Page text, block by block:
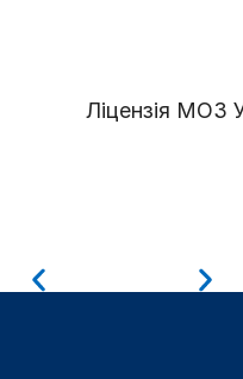
Ліцензія МОЗ